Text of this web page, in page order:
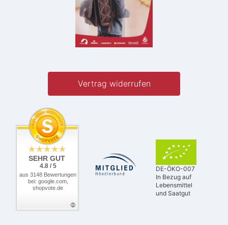
Vertrag widerrufen
SEHR GUT
4.8 / 5
aus 3148 Bewertungen
bei: google.com,
shopvote.de
DE-ÖKO-007
In Bezug auf
Lebensmittel
und Saatgut